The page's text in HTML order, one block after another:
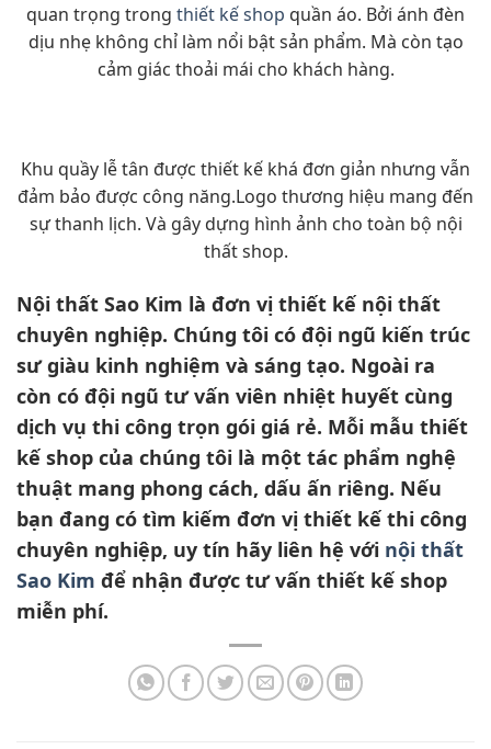
quan trọng trong thiết kế shop quần áo. Bởi ánh đèn
dịu nhẹ không chỉ làm nổi bật sản phẩm. Mà còn tạo
cảm giác thoải mái cho khách hàng.
Khu quầy lễ tân được thiết kế khá đơn giản nhưng vẫn
đảm bảo được công năng.Logo thương hiệu mang đến
sự thanh lịch. Và gây dựng hình ảnh cho toàn bộ nội
thất shop.
Nội thất Sao Kim là đơn vị thiết kế nội thất
chuyên nghiệp. Chúng tôi có đội ngũ kiến trúc
sư giàu kinh nghiệm và sáng tạo. Ngoài ra
còn có đội ngũ tư vấn viên nhiệt huyết cùng
dịch vụ thi công trọn gói giá rẻ. Mỗi mẫu thiết
kế shop của chúng tôi là một tác phẩm nghệ
thuật mang phong cách, dấu ấn riêng. Nếu
bạn đang có tìm kiếm đơn vị thiết kế thi công
chuyên nghiệp, uy tín hãy liên hệ với nội thất
Sao Kim để nhận được tư vấn thiết kế shop
miễn phí.